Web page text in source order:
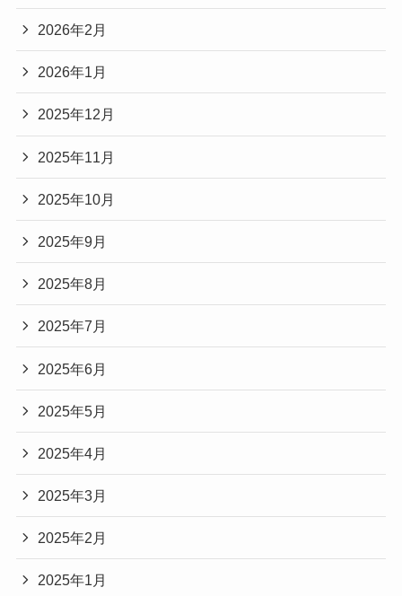
2026年2月
2026年1月
2025年12月
2025年11月
2025年10月
2025年9月
2025年8月
2025年7月
2025年6月
2025年5月
2025年4月
2025年3月
2025年2月
2025年1月